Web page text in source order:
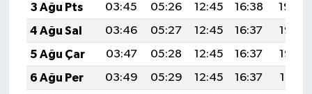
3 Ağu Pts
03:45 05:26 12:45 16:38
19:54
4 Ağu Sal
03:46 05:27 12:45 16:37
19:53
5 Ağu Çar
03:47 05:28 12:45 16:37
19:52
6 Ağu Per
03:49 05:29 12:45 16:37
19:51
Simav
Siyaset
Spor